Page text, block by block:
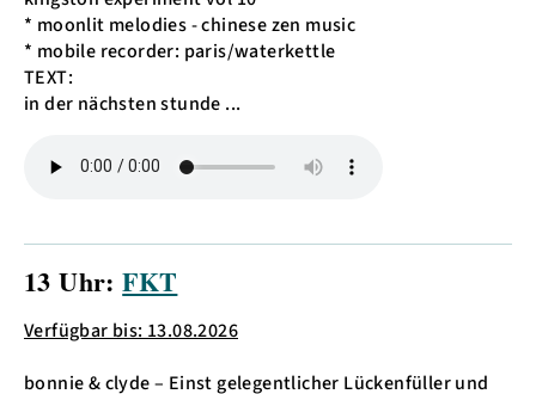
* moonlit melodies - chinese zen music
* mobile recorder: paris/waterkettle
TEXT:
in der nächsten stunde ...
13 Uhr:FKT
Verfügbar bis: 13.08.2026
bonnie & clyde – Einst gelegentlicher Lückenfüller und